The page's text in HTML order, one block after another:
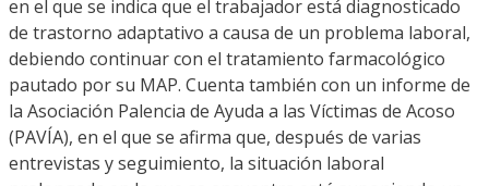
en el que se indica que el trabajador está diagnosticado
de trastorno adaptativo a causa de un problema laboral,
debiendo continuar con el tratamiento farmacológico
pautado por su MAP. Cuenta también con un informe de
la Asociación Palencia de Ayuda a las Víctimas de Acoso
(PAVÍA), en el que se afirma que, después de varias
entrevistas y seguimiento, la situación laboral